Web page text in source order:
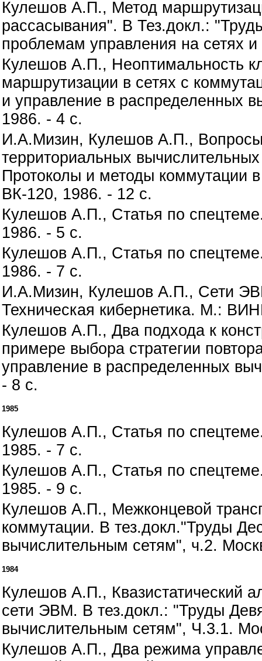
Кулешов А.П., Метод
рассасывания". В Тез.докл.:
проблемам управления на сетях
Кулешов А.П., Неоптимальность
маршрутизации в сетях с
и управление в распределенных
1986. - 4 с.
И.А.Мизин, Кулешов А.П.,
территориальных
Протоколы и методы
ВК-120, 1986. - 12 с.
Кулешов А.П., Статья по
1986. - 5 с.
Кулешов А.П., Статья по
1986. - 7 с.
И.А.Мизин, Кулешов А.П., Сети
Техническая кибернетика. М.:
Кулешов А.П., Два подхода к
примере выбора стратегии
управление в распределенных
- 8 с.
1985
Кулешов А.П., Статья по
1985. - 7 с.
Кулешов А.П., Статья по
1985. - 9 с.
Кулешов А.П., Межконцевой
коммутации. В тез.докл."Труды
вычислительным сетям", ч.2.
1984
Кулешов А.П., Квазистатический
сети ЭВМ. В тез.докл.: "Труды
вычислительным сетям", Ч.3.1.
Кулешов А.П., Два режима